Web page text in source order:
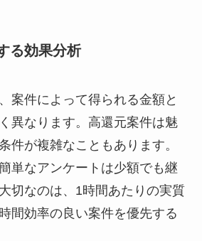
る効果分析
案件によって得られる金額と
異なります。高還元案件は魅
件が複雑なこともあります。
単なアンケートは少額でも継
切なのは、1時間あたりの実質
間効率の良い案件を優先する